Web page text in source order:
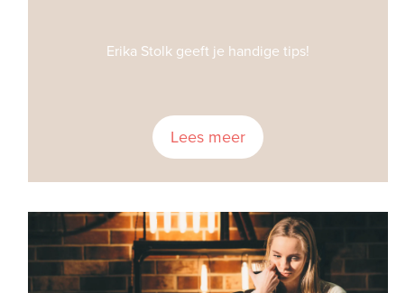
Erika Stolk geeft je handige tips!
Lees meer